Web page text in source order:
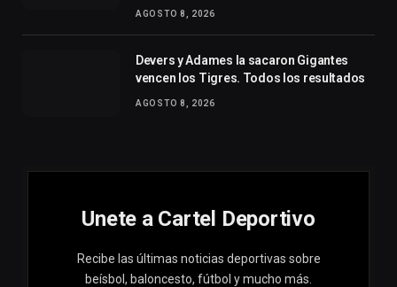
AGOSTO 8, 2026
Devers y Adames la sacaron Gigantes
vencen los Tigres. Todos los resultados
AGOSTO 8, 2026
Unete a Cartel Deportivo
Recibe las últimas noticias deportivas sobre
beísbol, baloncesto, fútbol y mucho más.